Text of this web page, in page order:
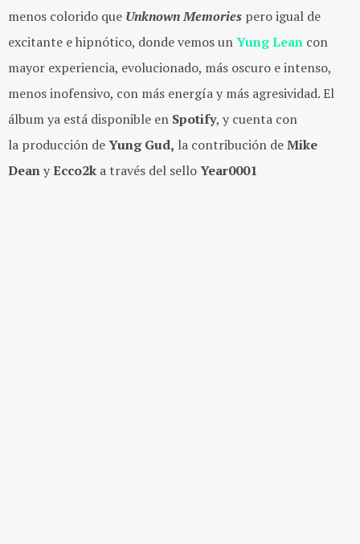
menos colorido que Unknown Memories pero igual de
excitante e hipnótico, donde vemos unYung Lean con
mayor experiencia, evolucionado, más oscuro e intenso,
menos inofensivo, con más energía y más agresividad. El
álbum ya está disponible en Spotify, y cuenta con
la producción deYung Gud, la contribución deMike
DeanyEcco2k a través del selloYear0001